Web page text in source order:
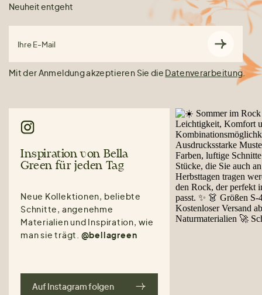
Neuheit entgeht
Ihre E-Mail
Mit der Anmeldung akzeptieren Sie die Datenverarbeitung.
Inspiration von Bella
Green für jeden Tag
Neue Kollektionen, beliebte
Schnitte, angenehme
Materialien und Inspiration, wie
man sie trägt. @bellagreen
Auf Instagram folgen